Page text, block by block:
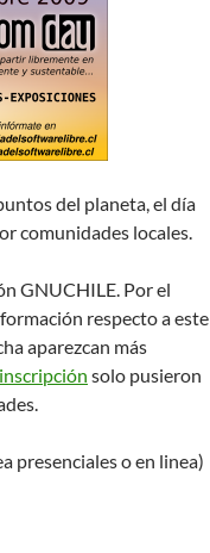
del planeta, el día
comunidades locales.
GNUCHILE. Por el
respecto a este
aparezcan más
solo pusieron
presenciales o en linea)